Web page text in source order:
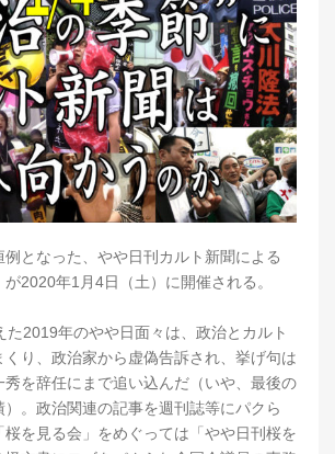
例となった、やや日刊カルト新聞による
が2020年1月4日（土）に開催される。
た2019年のやや日面々は、政治とカルト
くり、政治家から虚偽告訴され、挙げ句は
秀を辞任にまで追い込んだ（いや、最後の
）。政治関連の記事を週刊誌等にパクら
桜を見る会」をめぐっては「やや日刊桜を